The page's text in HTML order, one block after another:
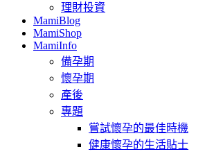
理財投資
MamiBlog
MamiShop
MamiInfo
備孕期
懷孕期
產後
專題
嘗試懷孕的最佳時機
健康懷孕的生活貼士